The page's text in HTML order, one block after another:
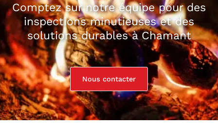
Comptez sur notre équipe pour des
inspections minutieuses et des
solutions durables à Chamant
Nous contacter